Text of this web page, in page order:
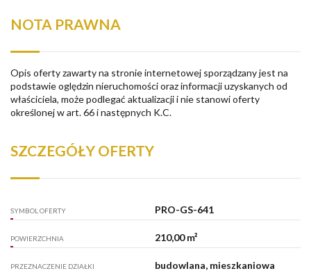
NOTA PRAWNA
Opis oferty zawarty na stronie internetowej sporządzany jest na
podstawie oględzin nieruchomości oraz informacji uzyskanych od
właściciela, może podlegać aktualizacji i nie stanowi oferty
określonej w art. 66 i następnych K.C.
SZCZEGÓŁY OFERTY
SYMBOL OFERTY PRO-GS-641
POWIERZCHNIA 210,00 m²
PRZEZNACZENIE DZIAŁKI budowlana, mieszkaniowa